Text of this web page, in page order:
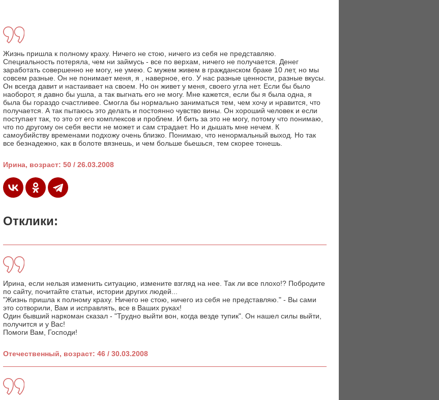
Жизнь пришла к полному краху. Ничего не стою, ничего из себя не представляю.
Специальность потеряла, чем ни займусь - все по верхам, ничего не получается. Денег
заработать совершенно не могу, не умею. С мужем живем в гражданском браке 10 лет, но мы
совсем разные. Он не понимает меня, я , наверное, его. У нас разные ценности, разные вкусы.
Он всегда давит и настаивает на своем. Но он живет у меня, своего угла нет. Если бы было
наоборот, я давно бы ушла, а так выгнать его не могу. Мне кажется, если бы я была одна, я
была бы гораздо счастливее. Смогла бы нормально заниматься тем, чем хочу и нравится, что
получается. А так пытаюсь это делать и постоянно чувство вины. Он хороший человек и если
поступает так, то это от его комплексов и проблем. И бить за это не могу, потому что понимаю,
что по другому он себя вести не может и сам страдает. Но и дышать мне нечем. К
самоубийству временами подхожу очень близко. Понимаю, что ненормальный выход. Но так
все безнадежно, как в болоте вязнешь, и чем больше бьешься, тем скорее тонешь.
Ирина, возраст: 50 / 26.03.2008
Отклики:
Ирина, если нельзя изменить ситуацию, измените взгляд на нее. Так ли все плохо!? Побродите
по сайту, почитайте статьи, истории других людей...
"Жизнь пришла к полному краху. Ничего не стою, ничего из себя не представляю." - Вы сами
это сотворили, Вам и исправлять, все в Ваших руках!
Один бывший наркоман сказал - "Трудно выйти вон, когда везде тупик". Он нашел силы выйти,
получится и у Вас!
Помоги Вам, Господи!
Отечественный, возраст: 46 / 30.03.2008